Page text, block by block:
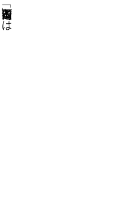
「西国街道」とは